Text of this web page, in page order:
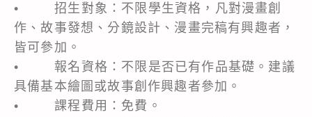
• 招生對象：不限學生資格，凡對漫畫創
作、故事發想、分鏡設計、漫畫完稿有興趣者，
皆可參加。
• 報名資格：不限是否已有作品基礎。建議
具備基本繪圖或故事創作興趣者參加。
• 課程費用：免費。